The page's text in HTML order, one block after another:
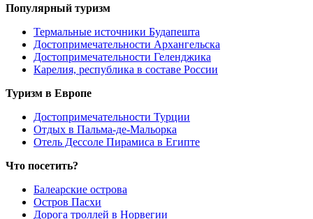
Популярный туризм
Термальные источники Будапешта
Достопримечательности Архангельска
Достопримечательности Геленджика
Карелия, республика в составе России
Туризм в Европе
Достопримечательности Турции
Отдых в Пальма-де-Мальорка
Отель Дессоле Пирамиса в Египте
Что посетить?
Балеарские острова
Остров Пасхи
Дорога троллей в Норвегии